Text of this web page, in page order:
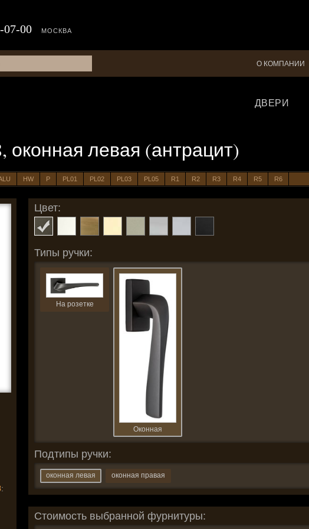
07-00 МОСКВА
О КОМПАНИИ
ДВЕРИ
оконная левая (антрацит)
HW P PL01 PL02 PL03 PL05 R1 R2 R3 R4 R5 R6
:
Цвет:
Типы ручки:
На розетке
Оконная
Подтипы ручки:
оконная левая оконная правая
Стоимость выбранной фурнитуры: